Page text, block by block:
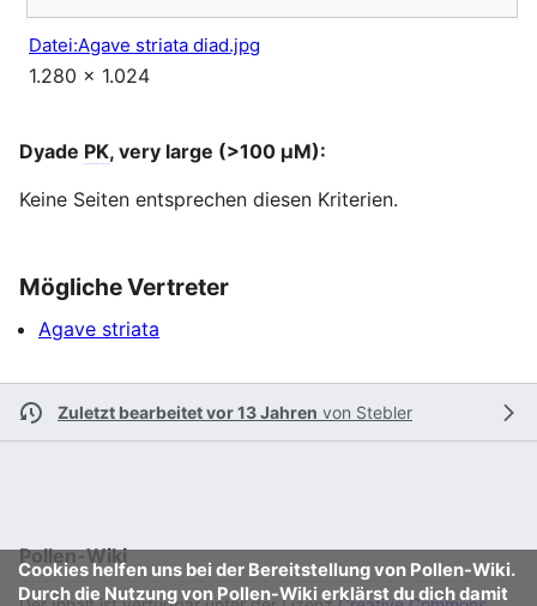
Datei:Agave striata diad.jpg
1.280 × 1.024
Dyade PK, very large (>100 μM):
Keine Seiten entsprechen diesen Kriterien.
Mögliche Vertreter
Agave striata
Zuletzt bearbeitet vor 13 Jahren von Stebler
Cookies helfen uns bei der Bereitstellung von Pollen-Wiki.
Durch die Nutzung von Pollen-Wiki erklärst du dich damit
Pollen-Wiki